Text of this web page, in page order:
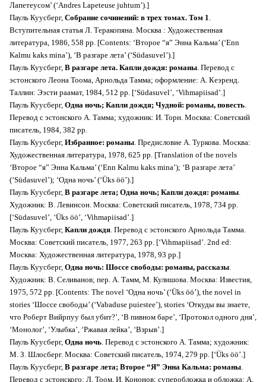
Лапетеусом’ (‘Andres Lapeteuse juhtum’).]
Пауль Куусберг, Собрание сочинений: в трех томах. Том 1.
Bступительная статья Л. Теракопяна. Москва : Художественная
литература, 1986, 558 pp. [Contents: ‘Второе “я” Энна Кальма’ (‘Enn
Kalmu kaks mina’), ‘В разгаре лета’ (‘Südasuvel’).]
Пауль Куусберг, В разгаре лета. Капли дождя: романы. Перевод с
эстонского Леона Тоома, Арнольда Тамма; оформление: А. Кеэренд.
Таллин: Ээсти раамат, 1984, 512 pp. [‘Südasuvel’, ‘Vihmapiisad’.]
Пауль Куусберг, Одна ночь; Капли дождя; Чудной: романы, повесть.
Перевод с эстонского А. Тамма; художник: И. Торн. Москва: Советский
писатель, 1984, 382 pp.
Пауль Куусберг, Избранное: романы. Предисловие А. Туркова. Москва:
Художественная литература, 1978, 625 pp. [Translation of the novels
‘Второе “я” Энна Кальма’ (‘Enn Kalmu kaks mina’); ‘В разгаре лета’
(‘Südasuvel’); ‘Одна ночь’ (‘Üks öö’).]
Пауль Куусберг, В разгаре лета; Одна ночь; Капли дождя: романы.
Xудожник: В. Левинсон. Москва: Советский писатель, 1978, 734 pp.
[‘Südasuvel’, ‘Üks öö’, ‘Vihmapiisad’.]
Пауль Куусберг, Капли дождя. Перевод с эстонского Арнольда Тамма.
Москва: Советский писатель, 1977, 263 pp. [‘Vihmapiisad’. 2nd ed:
Москва: Художественная литература, 1978, 93 pp.]
Пауль Куусберг, Одна ночь: Шоссе свободы: романы, рассказы.
Xудожник: В. Селиванов; пер. А. Тамм, М. Кулишова. Москва: Известия,
1975, 572 pp. [Contents: The novel ‘Одна ночь’ (‘Üks öö’), the novel in
stories ‘Шоссе свободы’ (‘Vabaduse puiestee’), stories ‘Откуды вы знаете,
что Роберт Вийрпуу был убит?’, ‘В пивном баре’, ‘Протокол одного дня’,
‘Монолог’, ‘Улыбка’, ‘Ржавая лейка’, ‘Взрыв’.]
Пауль Куусберг, Одна ночь. Перевод с эстонского А. Тамма; художник:
М. З. Шлосберг. Москва: Советский писатель, 1974, 279 pp. [‘Üks öö’.]
Пауль Куусберг, В разгаре лета; Второе “Я” Энна Кальма: романы.
Перевод с эстонского: Л. Тоом, И. Кононов; суперобложка и обложка: А.